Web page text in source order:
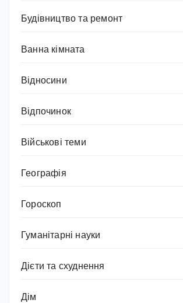
Будівництво та ремонт
Ванна кімната
Відносини
Відпочинок
Військові теми
Географія
Гороскоп
Гуманітарні науки
Дієти та схуднення
Дім